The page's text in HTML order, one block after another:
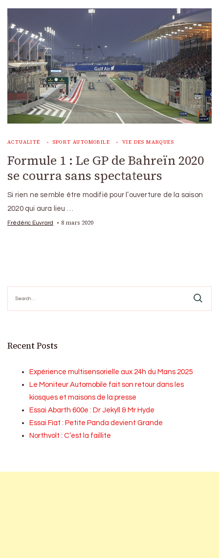
ACTUALITÉ SPORT AUTOMOBILE VIE DES MARQUES
Formule 1 : Le GP de Bahreïn 2020
se courra sans spectateurs
Si rien ne semble être modifié pour l’ouverture de la saison
2020 qui aura lieu …
Frédéric Euvrard 8 mars 2020
for:
Recent Posts
Expérience multisensorielle aux 24h du Mans 2025
Le Moniteur Automobile fait son retour dans les
kiosques et maisons de la presse
Essai Abarth 600e : Dr Jekyll & Mr Hyde
Essai Fiat : Petite Panda devient Grande
Northvolt : C’est la faillite